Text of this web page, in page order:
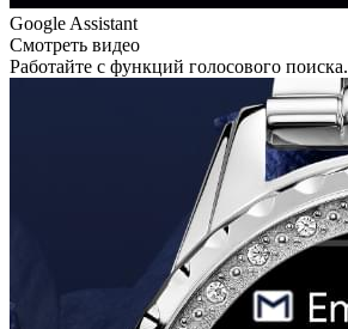
Google Assistant
Смотреть видео
Работайте с функций голосового поиска.